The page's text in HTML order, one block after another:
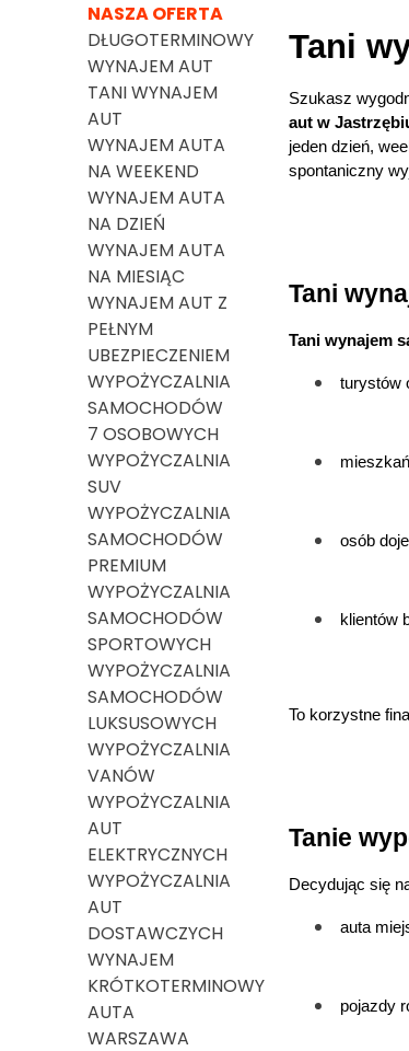
NASZA OFERTA
DŁUGOTERMINOWY
WYNAJEM AUT
TANI WYNAJEM
AUT
WYNAJEM AUTA
NA WEEKEND
WYNAJEM AUTA
NA DZIEŃ
WYNAJEM AUTA
NA MIESIĄC
WYNAJEM AUT Z
PEŁNYM
UBEZPIECZENIEM
WYPOŻYCZALNIA
SAMOCHODÓW
7 OSOBOWYCH
WYPOŻYCZALNIA
SUV
WYPOŻYCZALNIA
SAMOCHODÓW
PREMIUM
WYPOŻYCZALNIA
SAMOCHODÓW
SPORTOWYCH
WYPOŻYCZALNIA
SAMOCHODÓW
LUKSUSOWYCH
WYPOŻYCZALNIA
VANÓW
WYPOŻYCZALNIA
AUT
ELEKTRYCZNYCH
WYPOŻYCZALNIA
AUT
DOSTAWCZYCH
WYNAJEM
KRÓTKOTERMINOWY
AUTA
WARSZAWA
Tani
Szukasz
aut w
jeden dzień,
spontaniczny
Tani
Tani wynajem
turystów
osób
klientów
To korzystne
Tanie
Decydując się
auta
pojazdy